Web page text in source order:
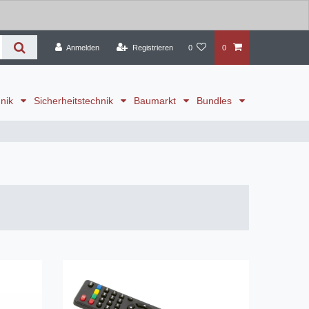
Anmelden Registrieren 0 0
Sicherheitstechnik Baumarkt Bundles